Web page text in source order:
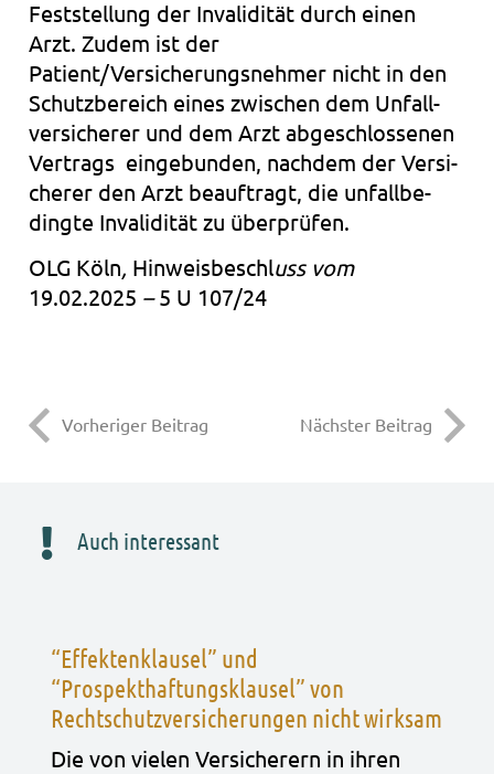
Fest­stel­lung der Inva­li­di­tät durch einen
Arzt. Zudem ist der
Patient/Versicherungsnehmer nicht in den
Schutz­be­reich eines zwi­schen dem Unfall­
ver­si­che­rer und dem Arzt abge­schlos­se­nen
Ver­trags ein­ge­bun­den, nach­dem der Ver­si­
che­rer den Arzt beauf­tragt, die unfall­be­
ding­te Inva­li­di­tät zu über­prü­fen.
OLG Köln, Hin­weis­be­schlussvom
19.02.2025 –5 U 107/24
Vorheriger Beitrag Nächster Beitrag
Auch interessant
“Effektenklausel” und
“Prospekthaftungsklausel” von
Rechtschutzversicherungen nicht wirksam
Die von vie­len Ver­si­che­rern in ihren